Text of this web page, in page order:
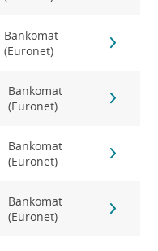
Bankomat
(Euronet)
Bankomat
(Euronet)
Bankomat
(Euronet)
Bankomat
(Euronet)